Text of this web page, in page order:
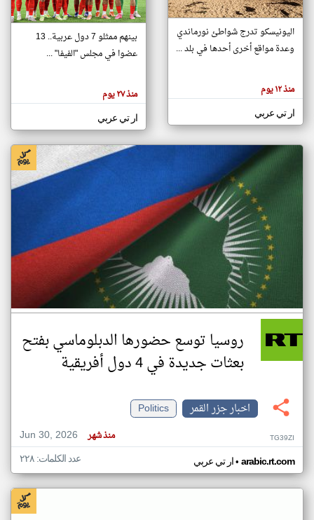
تغيير الدولة
اخبار جزر القمر على مدار الساعة
أهم اخبار جزر القمر العاجلة والمباشرة
هنا عن
وجهة
كاتبيها.
اليونيسكو تدرج شواطئ نورماندي
وعدة مواقع أخرى أحدها في بلد ...
منذ ١٢ يوم
ار تي عربي
بينهم ممثلو 7 دول عربية.. 13
عضوا في مجلس "الفيفا" ...
منذ ٢٧ يوم
ار تي عربي
روسيا توسع حضورها الدبلوماسي بفتح
بعثات جديدة في 4 دول أفريقية
اخبار جزر القمر
Politics
Jun 30, 2026
منذ شهر TG39ZI
ار تي عربي• arabic.rt.com عدد الكلمات: ٢٢٨
klyoum.com